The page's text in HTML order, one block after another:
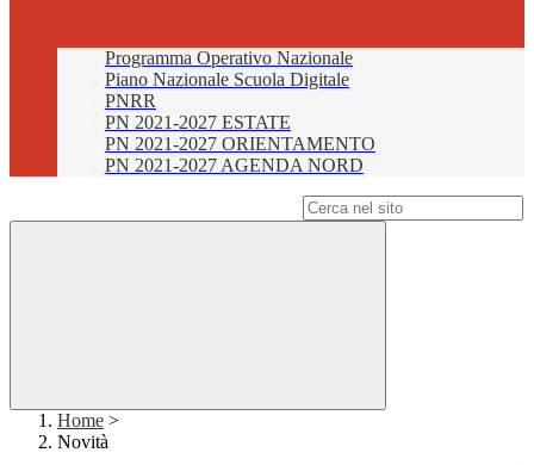
Programma Operativo Nazionale
Piano Nazionale Scuola Digitale
PNRR
PN 2021-2027 ESTATE
PN 2021-2027 ORIENTAMENTO
PN 2021-2027 AGENDA NORD
Home >
Novità